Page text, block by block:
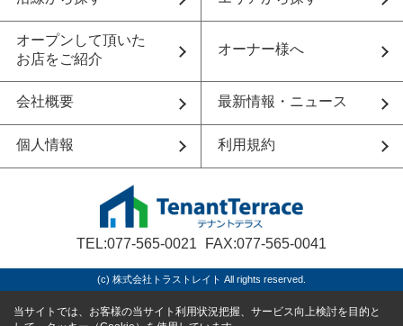
オープンして頂いた
お店をご紹介
オーナー様へ
会社概要 最新情報・ニュース
個人情報 利用規約
TEL:077-565-0021 FAX:077-565-0041
(c) 株式会社トラストレイト All rights reserved.
当サイトでは、お客様の当サイト利用状況把握、サービス向上検討を目的と